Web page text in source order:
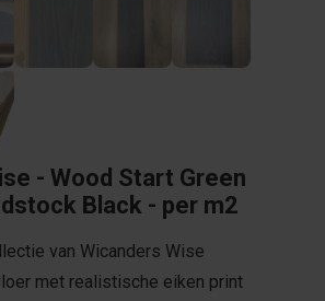
- Wood Start Green
Black - per m2
van Wicanders Wise
met realistische eiken print